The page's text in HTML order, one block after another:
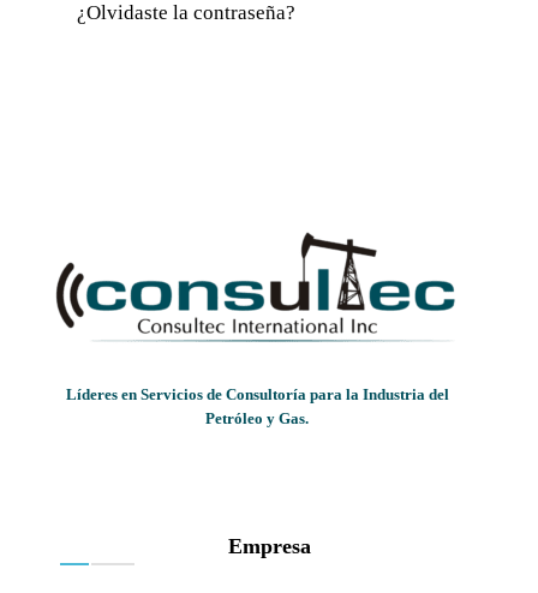
¿Olvidaste la contraseña?
Líderes en Servicios de Consultoría para la Industria del
Petróleo y Gas.
Empresa